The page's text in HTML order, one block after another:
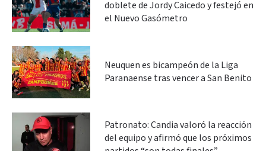
doblete de Jordy Caicedo y festejó en
el Nuevo Gasómetro
Neuquen es bicampeón de la Liga
Paranaense tras vencer a San Benito
Patronato: Candia valoró la reacción
del equipo y afirmó que los próximos